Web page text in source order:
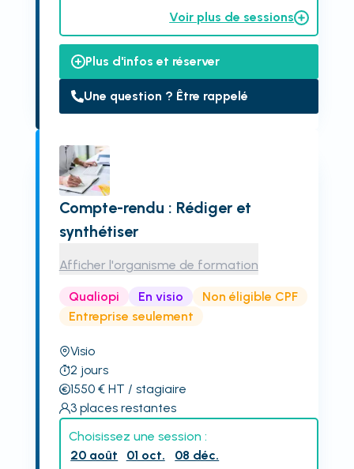
Voir plus de sessions
Plus d'infos et réserver
Une question ? Être rappelé
Compte-rendu : Rédiger et
synthétiser
Afficher l'organisme de formation
Qualiopi En visio
Non éligible CPF
Entreprise seulement
Visio
2 jours
1550€ HT / stagiaire
3 places restantes
Choisissez une session :
20 août
01 oct.
08 déc.